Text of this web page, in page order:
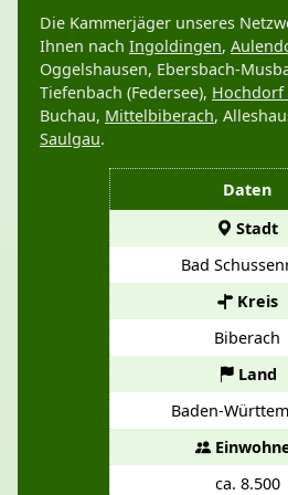
Daten
Stadt
Bad
Kreis
Biberach
Land
Baden-
ca. 8.500
Die Kammerjäger unseres
Ihnen nach Ingoldingen,
Oggelshausen, Ebersbach-
Tiefenbach (Federsee), Hochdorf
Buchau, Mittelbiberach,
Saulgau.